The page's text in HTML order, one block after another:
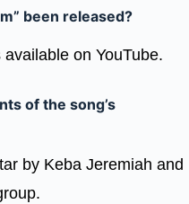
been released?
on YouTube.
of the song’s
by Keba Jeremiah and